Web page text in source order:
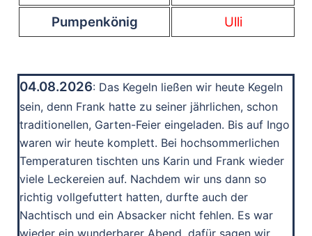
Pumpenkönig
Ulli
04.08.2026: Das Kegeln ließen wir heute Kegeln
sein, denn Frank hatte zu seiner jährlichen, schon
traditionellen, Garten-Feier eingeladen. Bis auf Ingo
waren wir heute komplett. Bei hochsommerlichen
Temperaturen tischten uns Karin und Frank wieder
viele Leckereien auf. Nachdem wir uns dann so
richtig vollgefuttert hatten, durfte auch der
Nachtisch und ein Absacker nicht fehlen. Es war
wieder ein wunderbarer Abend, dafür sagen wir